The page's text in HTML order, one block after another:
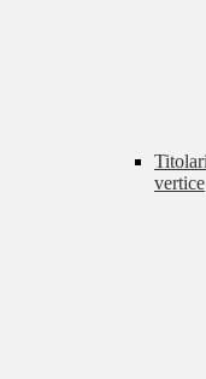
vertice